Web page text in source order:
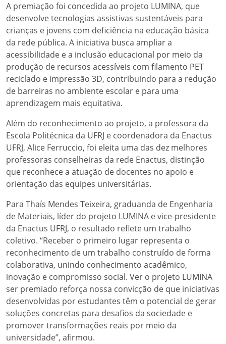
A premiação foi concedida ao projeto LUMINA, que
desenvolve tecnologias assistivas sustentáveis para
crianças e jovens com deficiência na educação básica
da rede pública. A iniciativa busca ampliar a
acessibilidade e a inclusão educacional por meio da
produção de recursos acessíveis com filamento PET
reciclado e impressão 3D, contribuindo para a redução
de barreiras no ambiente escolar e para uma
aprendizagem mais equitativa.
Além do reconhecimento ao projeto, a professora da
Escola Politécnica da UFRJ e coordenadora da Enactus
UFRJ, Alice Ferruccio, foi eleita uma das dez melhores
professoras conselheiras da rede Enactus, distinção
que reconhece a atuação de docentes no apoio e
orientação das equipes universitárias.
Para Thaís Mendes Teixeira, graduanda de Engenharia
de Materiais, líder do projeto LUMINA e vice-presidente
da Enactus UFRJ, o resultado reflete um trabalho
coletivo. “Receber o primeiro lugar representa o
reconhecimento de um trabalho construído de forma
colaborativa, unindo conhecimento acadêmico,
inovação e compromisso social. Ver o projeto LUMINA
ser premiado reforça nossa convicção de que iniciativas
desenvolvidas por estudantes têm o potencial de gerar
soluções concretas para desafios da sociedade e
promover transformações reais por meio da
universidade”, afirmou.